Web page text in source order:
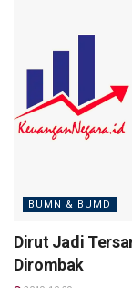
BUMN & BUMD
Dirut Jadi
Dirombak